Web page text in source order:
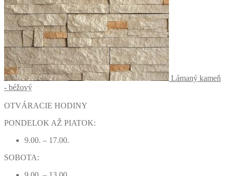
Lámaný kameň
- béžový
OTVÁRACIE HODINY
PONDELOK AŽ PIATOK:
9.00. – 17.00.
SOBOTA: